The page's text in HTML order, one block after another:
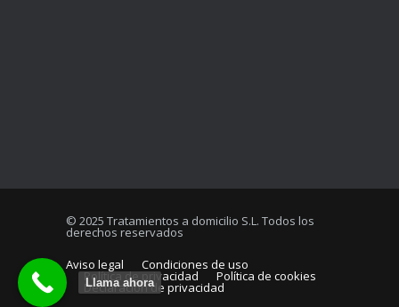
© 2025 Tratamientos a domicilio S.L. Todos los
derechos reservados
Aviso legal
Condiciones de uso
Política de privacidad Política de cookies
Declaración de privacidad
Llama ahora